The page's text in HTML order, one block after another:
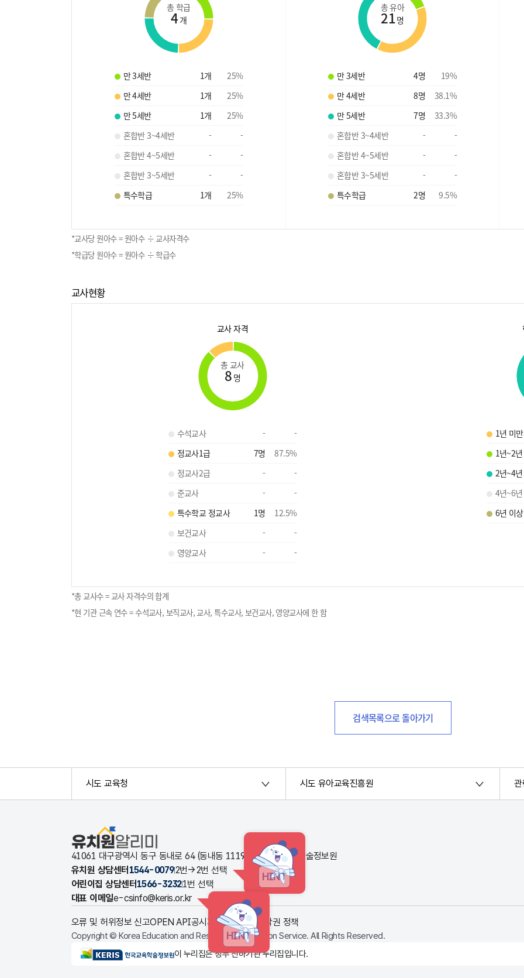
총 학급
4 개
만 3세반 1개 25%
만 4세반
1개 25%
만 5세반
1개 25%
혼합반 3~4세반
-
-
혼합반 4~5세반
-
-
혼합반 3~5세반
-
-
특수학급
1개 25%
총 유아
21명
만 3세반 4명 19%
만 4세반
8명 38.1%
만 5세반
7명 33.3%
혼합반 3~4세반
-
-
혼합반 4~5세반
-
-
혼합반 3~5세반
-
-
특수학급
2명 9.5%
*교사당 원아수 = 원아수 ÷ 교사자격수
*학급당 원아수 = 원아수 ÷ 학급수
교사현황
교사 자격
총 교사
8 명
수석교사 -
-
정교사1급
7명 87.5%
정교사2급
-
-
준교사
-
-
특수학교 정교사
1명 12.5%
보건교사
-
-
영양교사
- -
1년 미만
1년~2
2년~4
4년~6
6년 이상
*총 교사수 = 교사 자격수의 합계
*현 기관 근속 연수 = 수석교사, 보직교사, 교사, 특수교사, 보건교사, 영양교사에 한 함
검색목록으로 돌아가기
시도 교육청 시도 유아교육진흥원
유치원알리미
41061 대구광역시 동구 동내로 64 (동내동 1119번지) 한국교육학술정보원
유치원 상담센터 1544-00792번→2번 선택
HINT
어린이집 상담센터 1566-32321번 선택
대표 이메일e-csinfo@keris.or.kr
HINT
오류 및 허위정보 신고OPEN API공시자료 다운로드저작권 정책
Copyright © Korea Education and Research Information Service. All Rights Reserved.
KERIS한국교육학술정보원이 누리집은 정부 산하기관 누리집입니다.